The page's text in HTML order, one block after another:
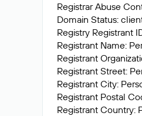
Registrar Abuse
Domain Status:
Registry Registrant
Registrant Name:
Registrant
Registrant Street:
Registrant City:
Registrant Postal
Registrant Country: